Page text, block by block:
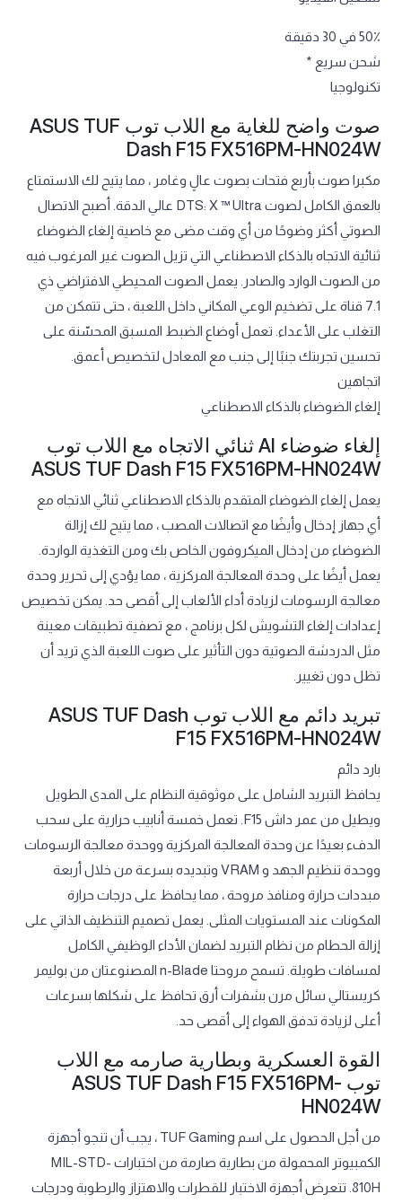
50٪ في 30 دقيقة
شحن سريع *
تكنولوجيا
صوت واضح للغاية مع اللاب توب ASUS TUF
Dash F15 FX516PM-HN024W
مكبرا صوت بأربع فتحات بصوت عالٍ وغامر ، مما يتيح لك الاستمتاع
بالعمق الكامل لصوت DTS: X ™ Ultra عالي الدقة. أصبح الاتصال
الصوتي أكثر وضوحًا من أي وقت مضى مع خاصية إلغاء الضوضاء
ثنائية الاتجاه بالذكاء الاصطناعي التي تزيل الصوت غير المرغوب فيه
من الصوت الوارد والصادر. يعمل الصوت المحيطي الافتراضي ذي
7.1 قناة على تضخيم الوعي المكاني داخل اللعبة ، حتى تتمكن من
التغلب على الأعداء. تعمل أوضاع الضبط المسبق المحسّنة على
تحسين تجربتك جنبًا إلى جنب مع المعادل لتخصيص أعمق.
اتجاهين
إلغاء الضوضاء بالذكاء الاصطناعي
إلغاء ضوضاء AI ثنائي الاتجاه مع اللاب توب
ASUS TUF Dash F15 FX516PM-HN024W
يعمل إلغاء الضوضاء المتقدم بالذكاء الاصطناعي ثنائي الاتجاه مع
أي جهاز إدخال وأيضًا مع اتصالات المصب ، مما يتيح لك إزالة
الضوضاء من إدخال الميكروفون الخاص بك ومن التغذية الواردة.
يعمل أيضًا على وحدة المعالجة المركزية ، مما يؤدي إلى تحرير وحدة
معالجة الرسومات لزيادة أداء الألعاب إلى أقصى حد. يمكن تخصيص
إعدادات إلغاء التشويش لكل برنامج ، مع تصفية تطبيقات معينة
مثل الدردشة الصوتية دون التأثير على صوت اللعبة الذي تريد أن
تظل دون تغيير.
تبريد دائم مع اللاب توب ASUS TUF Dash
F15 FX516PM-HN024W
بارد دائم
يحافظ التبريد الشامل على موثوقية النظام على المدى الطويل
ويطيل من عمر داش F15. تعمل خمسة أنابيب حرارية على سحب
الدفء بعيدًا عن وحدة المعالجة المركزية ووحدة معالجة الرسومات
ووحدة تنظيم الجهد و VRAM وتبديده بسرعة من خلال أربعة
مبددات حرارة ومنافذ مروحة ، مما يحافظ على درجات حرارة
المكونات عند المستويات المثلى. يعمل تصميم التنظيف الذاتي على
إزالة الحطام من نظام التبريد لضمان الأداء الوظيفي الكامل
لمسافات طويلة. تسمح مروحتا n-Blade المصنوعتان من بوليمر
كريستالي سائل مرن بشفرات أرق تحافظ على شكلها بسرعات
أعلى لزيادة تدفق الهواء إلى أقصى حد.
القوة العسكرية وبطارية صارمه مع اللاب
توب ASUS TUF Dash F15 FX516PM-
HN024W
من أجل الحصول على اسم TUF Gaming ، يجب أن تنجو أجهزة
الكمبيوتر المحمولة من بطارية صارمة من اختبارات MIL-STD-
810H. تتعرض أجهزة الاختبار للقطرات والاهتزاز والرطوبة ودرجات